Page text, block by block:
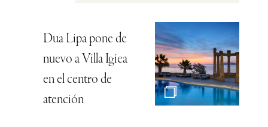
Dua Lipa pone de
nuevo a Villa Igiea
en el centro de
atención